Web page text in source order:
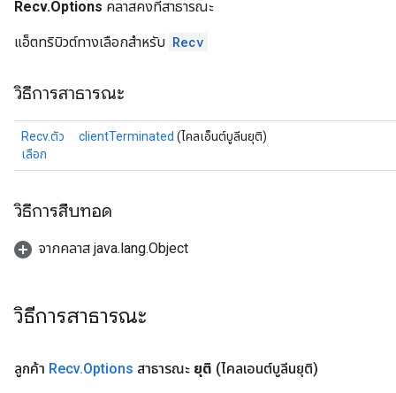
Recv.Options คลาสคงที่สาธารณะ
แอ็ตทริบิวต์ทางเลือกสำหรับ Recv
วิธีการสาธารณะ
Recv.ตัว
เลือก
clientTerminated (ไคลเอ็นต์บูลีนยุติ)
วิธีการสืบทอด
จากคลาส java.lang.Object
วิธีการสาธารณะ
ลูกค้า Recv.Options สาธารณะ ยุติ (ไคลเอนต์บูลีนยุติ)